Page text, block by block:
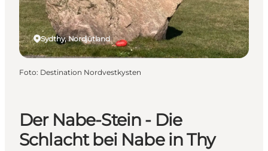
Der Nabe-Stein - Die
Schlacht bei Nabe in Thy
Sydthy, Nordjütland
Foto: Destination Nordvestkysten